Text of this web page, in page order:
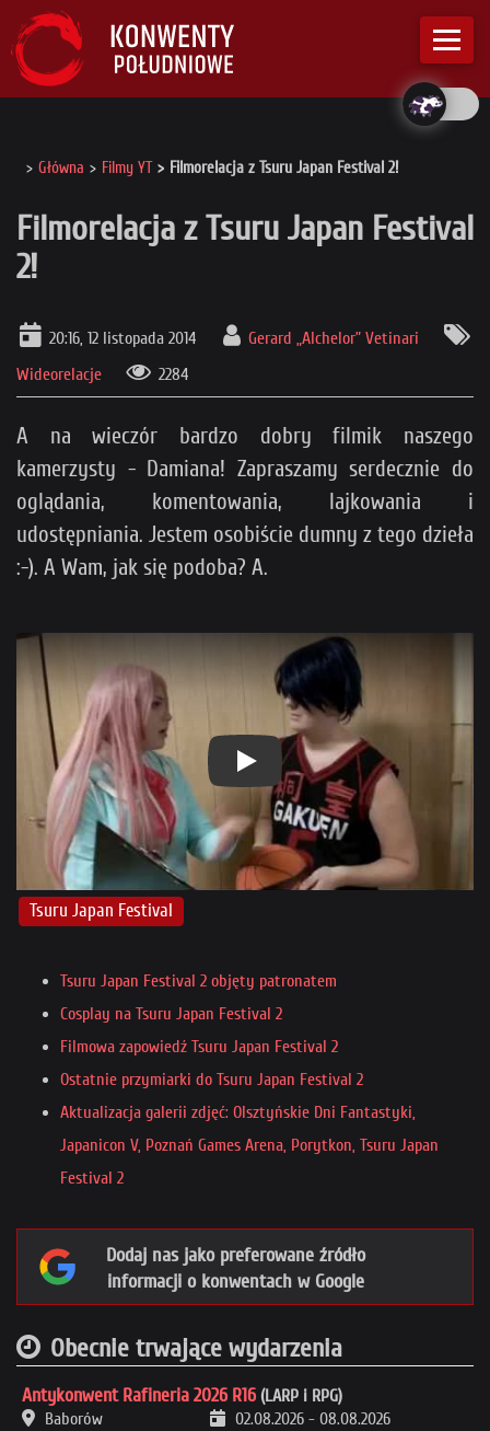
Główna Filmy YT Filmorelacja z Tsuru Japan Festival 2!
Filmorelacja z Tsuru Japan Festival
2!
20:16, 12 listopada 2014
Gerard „Alchelor” Vetinari
Wideorelacje
2284
A na wieczór bardzo dobry filmik naszego
kamerzysty - Damiana! Zapraszamy serdecznie do
oglądania, komentowania, lajkowania i
udostępniania. Jestem osobiście dumny z tego dzieła
:-). A Wam, jak się podoba? A.
Play
Tsuru Japan Festival
Tsuru Japan Festival 2 objęty patronatem
Cosplay na Tsuru Japan Festival 2
Filmowa zapowiedź Tsuru Japan Festival 2
Ostatnie przymiarki do Tsuru Japan Festival 2
Aktualizacja galerii zdjęć: Olsztyńskie Dni Fantastyki,
Japanicon V, Poznań Games Arena, Porytkon, Tsuru Japan
Festival 2
Dodaj nas jako preferowane źródło
informacji o konwentach w Google
Obecnie trwające wydarzenia
Antykonwent Rafineria 2026 R16 (LARP i RPG)
Baborów
02.08.2026 - 08.08.2026